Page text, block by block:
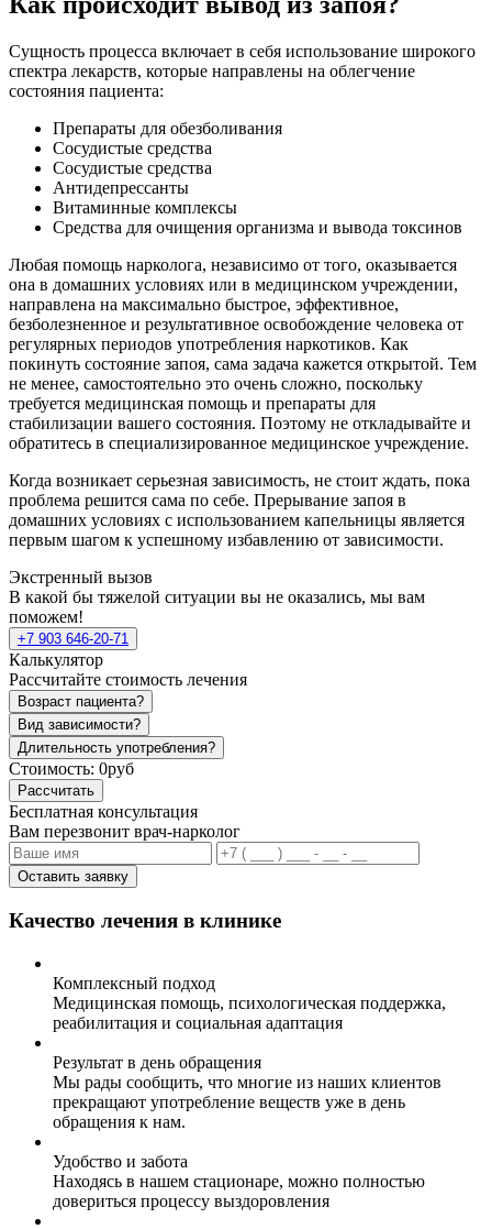
Сущность процесса включает в себя использование широкого
спектра лекарств, которые направлены на облегчение
состояния пациента:
Препараты для обезболивания
Сосудистые средства
Сосудистые средства
Антидепрессанты
Витаминные комплексы
Средства для очищения организма и вывода токсинов
Любая помощь нарколога, независимо от того, оказывается
она в домашних условиях или в медицинском учреждении,
направлена на максимально быстрое, эффективное,
безболезненное и результативное освобождение человека от
регулярных периодов употребления наркотиков. Как
покинуть состояние запоя, сама задача кажется открытой. Тем
не менее, самостоятельно это очень сложно, поскольку
требуется медицинская помощь и препараты для
стабилизации вашего состояния. Поэтому не откладывайте и
обратитесь в специализированное медицинское учреждение.
Когда возникает серьезная зависимость, не стоит ждать, пока
проблема решится сама по себе. Прерывание запоя в
домашних условиях с использованием капельницы является
первым шагом к успешному избавлению от зависимости.
Экстренный вызов
В какой бы тяжелой ситуации вы не оказались, мы вам
поможем!
+7 903 646-20-71
Калькулятор
Рассчитайте стоимость лечения
Возраст пациента?
Вид зависимости?
Длительность употребления?
Стоимость: 0руб
Рассчитать
Бесплатная консультация
Вам перезвонит врач-нарколог
Оставить заявку
Качество лечения в клинике
Комплексный подход
Медицинская помощь, психологическая поддержка,
реабилитация и социальная адаптация
Результат в день обращения
Мы рады сообщить, что многие из наших клиентов
прекращают употребление веществ уже в день
обращения к нам.
Удобство и забота
Находясь в нашем стационаре, можно полностью
довериться процессу выздоровления